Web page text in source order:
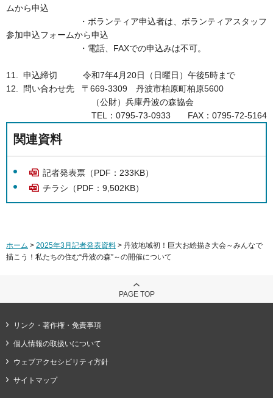
ムから申込
・ボランティア申込者は、ボランティアスタッフ
参加申込フォームから申込
・電話、FAXでの申込みは不可。
11. 申込締切 令和7年4月20日（日曜日）午後5時まで
12. 問い合わせ先 〒669-3309 丹波市柏原町柏原5600
（公財）兵庫丹波の森協会
TEL：0795-73-0933 FAX：0795-72-5164
関連資料
記者発表票（PDF：233KB）
チラシ（PDF：9,502KB）
ホーム > 2025年3月記者発表資料 > 丹波地域初！巨大お絵描き大会～みんなで
描こう！私たちの住む“丹波の森”～の開催について
PAGE TOP
リンク・著作権・免責事項
個人情報の取扱いについて
ウェブアクセシビリティ方針
サイトマップ